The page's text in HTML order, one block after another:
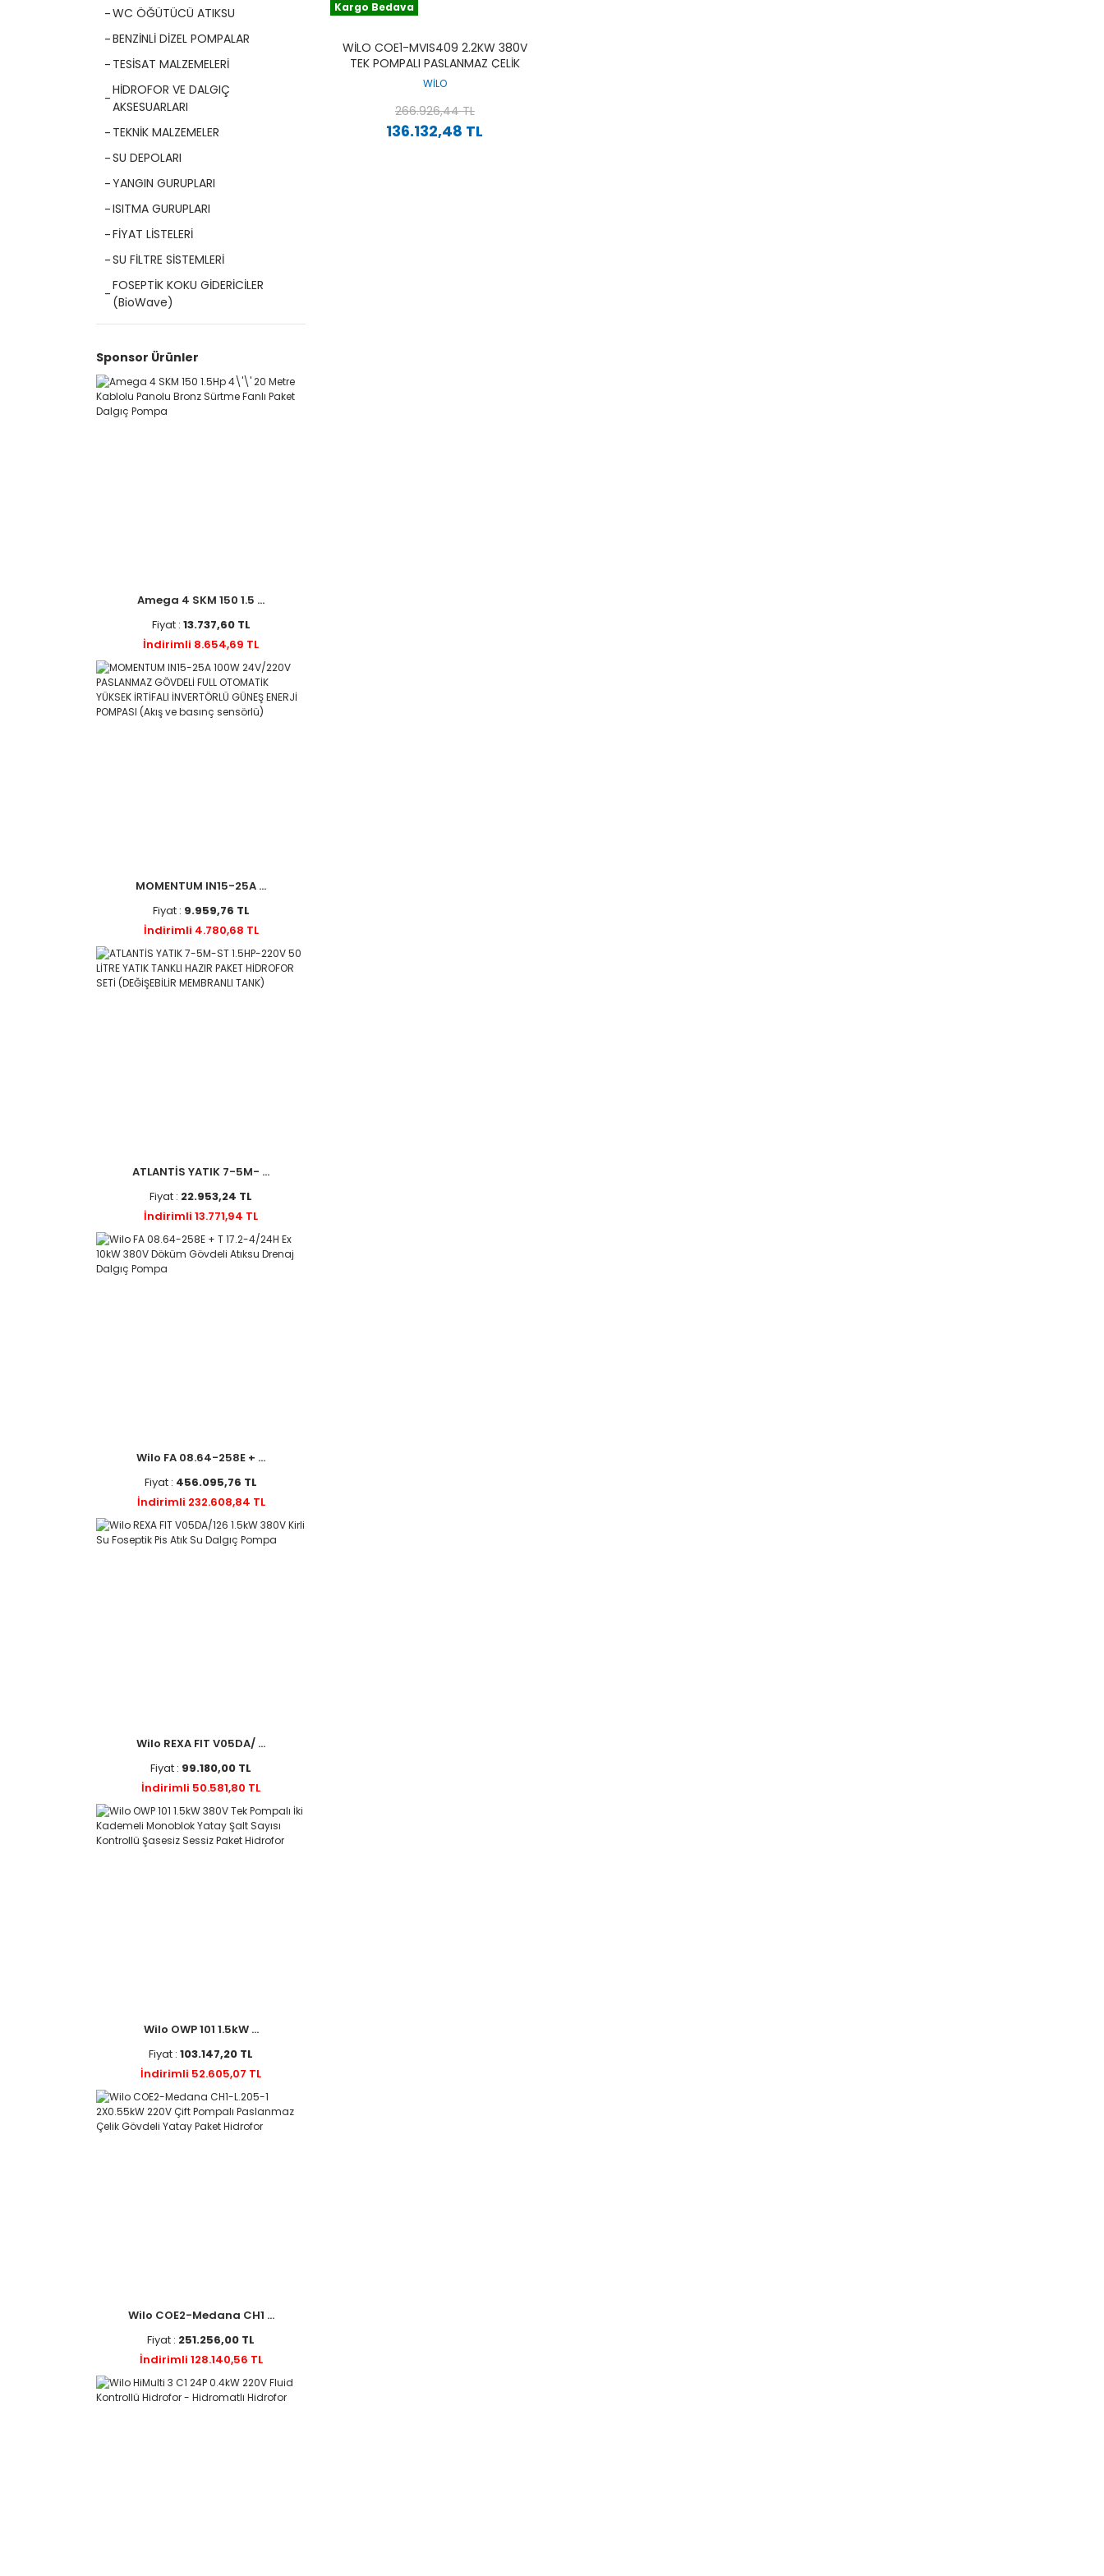
WC ÖĞÜTÜCÜ ATIKSU
BENZİNLİ DİZEL POMPALAR
TESİSAT MALZEMELERİ
HİDROFOR VE DALGIÇ
AKSESUARLARI
TEKNİK MALZEMELER
SU DEPOLARI
YANGIN GURUPLARI
ISITMA GURUPLARI
FİYAT LİSTELERİ
SU FİLTRE SİSTEMLERİ
FOSEPTİK KOKU GİDERİCİLER
(BioWave)
Sponsor Ürünler
Amega 4 SKM 150 1.5 ...
Fiyat : 13.737,60 TL
İndirimli 8.654,69 TL
MOMENTUM IN15-25A ...
Fiyat : 9.959,76 TL
İndirimli 4.780,68 TL
ATLANTİS YATIK 7-5M- ...
Fiyat : 22.953,24 TL
İndirimli 13.771,94 TL
Wilo FA 08.64-258E + ...
Fiyat : 456.095,76 TL
İndirimli 232.608,84 TL
Wilo REXA FIT V05DA/ ...
Fiyat : 99.180,00 TL
İndirimli 50.581,80 TL
Wilo OWP 101 1.5kW ...
Fiyat : 103.147,20 TL
İndirimli 52.605,07 TL
Wilo COE2-Medana CH1 ...
Fiyat : 251.256,00 TL
İndirimli 128.140,56 TL
Kargo Bedava
WILO COE1-MVIS409 2.2KW 380V
TEK POMPALI PASLANMAZ ÇELIK
GÖVDELI ÇOK KADEMELI DIKEY
WİLO
136.132,48 TL
266.926,44 TL